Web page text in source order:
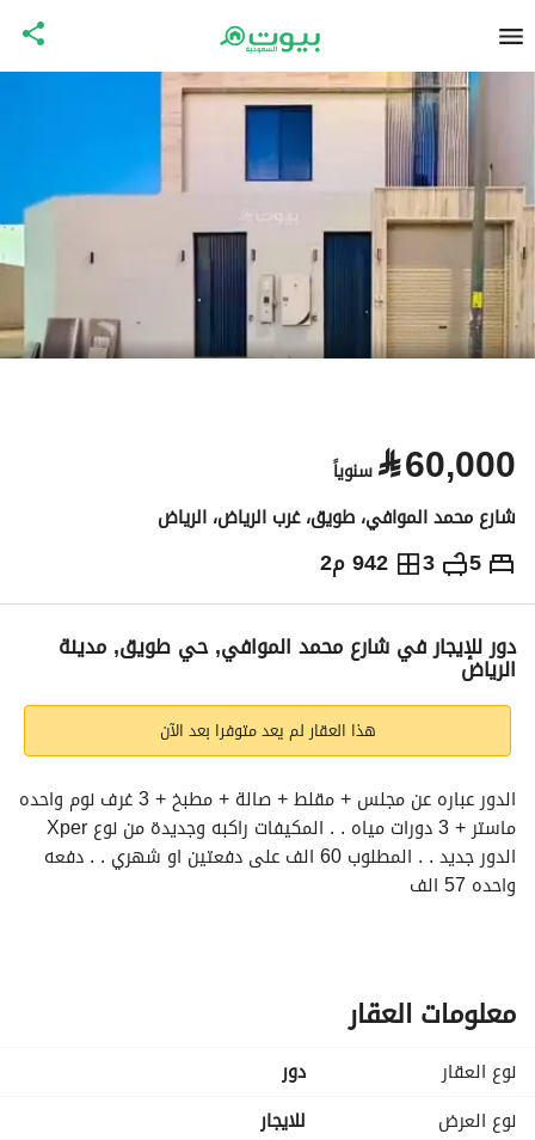
⃁60,000 سنوياً
شارع محمد الموافي، طويق، غرب الرياض، الرياض
5
3 942 م2 ⃁
60,000سنوياً
الإعلان الاماكن القريبة
دور للإيجار في شارع محمد الموافي, حي طويق, مدينة
الرياض
هذا العقار لم يعد متوفرا بعد الآن
واحده 57 الف
معلومات العقار
نوع العقار
دور
نوع العرض
للايجار